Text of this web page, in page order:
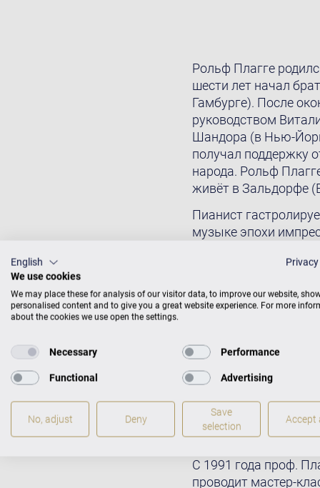
Рольф Плагге
шести лет начал
Гамбурге). После
руководством
Шандора (в Нью-
получал поддержку
народа. Рольф
живёт в Зальдорфе
Пианист
музыке эпохи
фортепианными
известных
Шимановского и
составе трио
основал
были сделаны
фортепиано и
THOROFON,
С 1991 года проф.
проводит мастер-
English
We use cookies
We may place these for analysis of our visitor data, to improve our website,
personalised content and to give you a great website experience. For more
about the cookies we use open the settings.
Necessary Performance
Functional Advertising
No, adjust Deny
Save
selection
Accept